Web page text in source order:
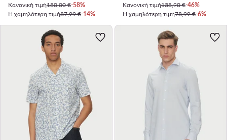
Κανονική τιμή180,00 €-58%
Η χαμηλότερη τιμή87,99 €-14%
Κανονική τιμή138,90 €-46%
Η χαμηλότερη τιμή78,99 €-6%